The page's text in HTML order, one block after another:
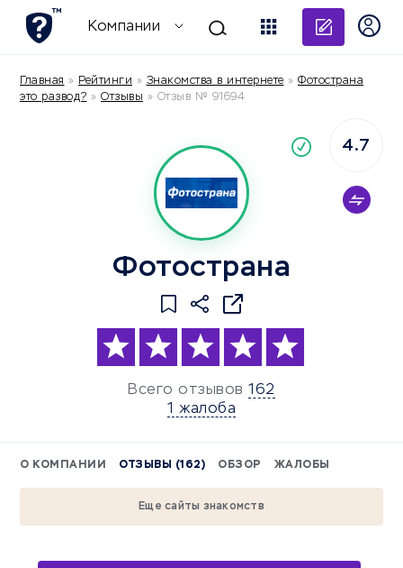
Компании
Главная » Рейтинги » Знакомства в интернете » Фотострана
это развод? » Отзывы » Отзыв № 91694
Фотострана
Всего отзывов 162
1 жалоба
4.7
О КОМПАНИИ ОТЗЫВЫ (162) ОБЗОР ЖАЛОБЫ
Еще сайты знакомств